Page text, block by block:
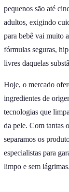
pequenos são até
adultos, exigindo
para bebê vai muito
fórmulas seguras,
livres daquelas
Hoje, o mercado
ingredientes de
tecnologias que
da pele. Com tantas
separamos os
especialistas para
limpo e sem lágrimas.